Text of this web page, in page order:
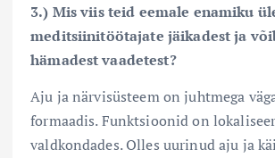
3.) Mis viis teid eemale enamiku
meditsiinitöötajate jäikadest ja
hämadest vaadetest?
Aju ja närvisüsteem on juhtmega
formaadis. Funktsioonid on
valdkondades. Olles uurinud aju ja